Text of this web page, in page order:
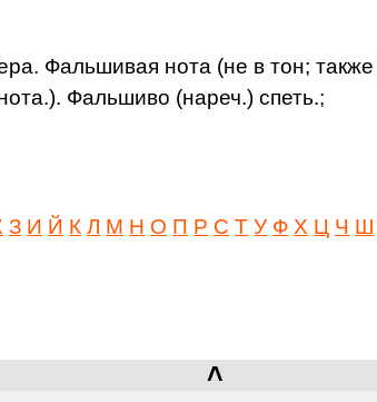
Фальшивая нота (не в тон;
Фальшиво (нареч.) спеть.;
З И Й К Л М Н О П Р С Т У Ф Х Ц Ч Ш
˄